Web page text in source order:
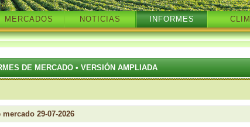
MERCADOS NOTICIAS INFORMES
DE MERCADO • VERSIÓN AMPLIADA
mercado 29-07-2026